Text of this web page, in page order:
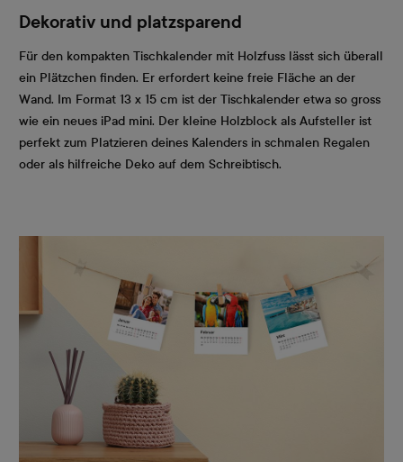
Dekorativ und platzsparend
Für den kompakten Tischkalender mit Holzfuss lässt sich überall
ein Plätzchen finden. Er erfordert keine freie Fläche an der
Wand. Im Format 13 x 15 cm ist der Tischkalender etwa so gross
wie ein neues iPad mini. Der kleine Holzblock als Aufsteller ist
perfekt zum Platzieren deines Kalenders in schmalen Regalen
oder als hilfreiche Deko auf dem Schreibtisch.